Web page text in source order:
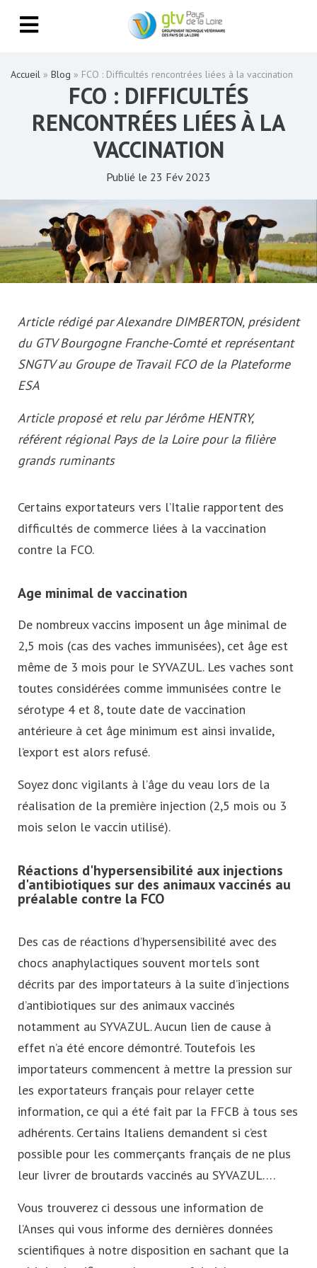
Accueil » Blog » FCO : Difficultés rencontrées liées à la vaccination
FCO : DIFFICULTÉS
RENCONTRÉES LIÉES À LA
VACCINATION
Publié le 23 Fév 2023
Article rédigé par Alexandre DIMBERTON, président
du GTV Bourgogne Franche-Comté et représentant
SNGTV au Groupe de Travail FCO de la Plateforme
ESA
Article proposé et relu par Jérôme HENTRY,
référent régional Pays de la Loire pour la filière
grands ruminants
Certains exportateurs vers l’Italie rapportent des
difficultés de commerce liées à la vaccination
contre la FCO.
Age minimal de vaccination
De nombreux vaccins imposent un âge minimal de
2,5 mois (cas des vaches immunisées), cet âge est
même de 3 mois pour le SYVAZUL. Les vaches sont
toutes considérées comme immunisées contre le
sérotype 4 et 8, toute date de vaccination
antérieure à cet âge minimum est ainsi invalide,
l’export est alors refusé.
Soyez donc vigilants à l’âge du veau lors de la
réalisation de la première injection (2,5 mois ou 3
mois selon le vaccin utilisé).
Réactions d'hypersensibilité aux injections
d'antibiotiques sur des animaux vaccinés au
préalable contre la FCO
Des cas de réactions d’hypersensibilité avec des
chocs anaphylactiques souvent mortels sont
décrits par des importateurs à la suite d’injections
d’antibiotiques sur des animaux vaccinés
notamment au SYVAZUL. Aucun lien de cause à
effet n’a été encore démontré. Toutefois les
importateurs commencent à mettre la pression sur
les exportateurs français pour relayer cette
information, ce qui a été fait par la FFCB à tous ses
adhérents. Certains Italiens demandent si c’est
possible pour les commerçants français de ne plus
leur livrer de broutards vaccinés au SYVAZUL….
Vous trouverez ci dessous une information de
l’Anses qui vous informe des dernières données
scientifiques à notre disposition en sachant que la